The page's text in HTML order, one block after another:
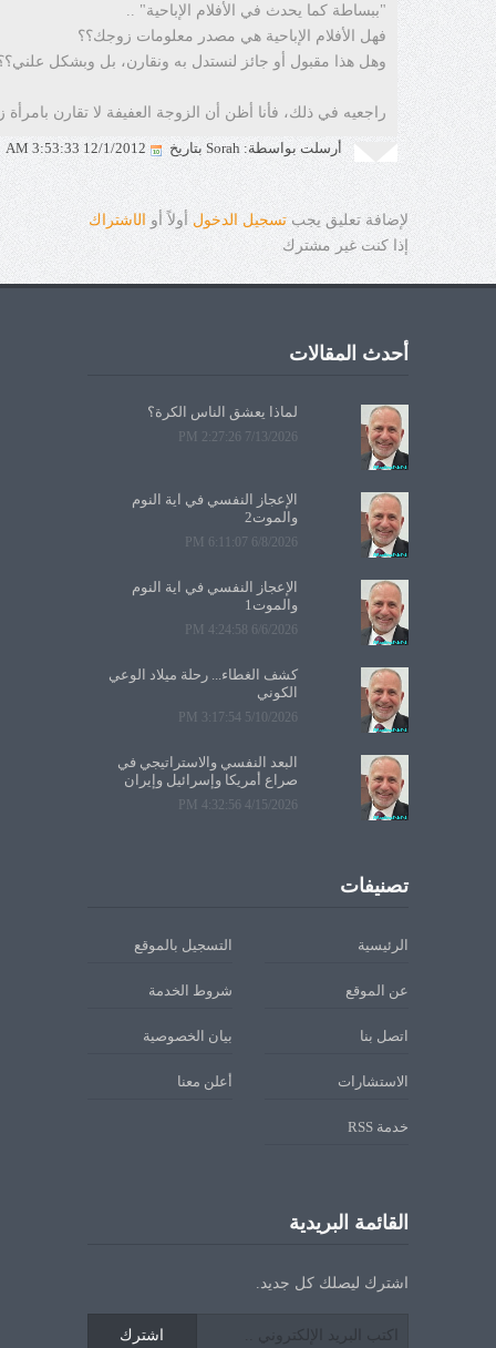
"ببساطة كما يحدث في الأفلام الإباحية" ..
فهل الأفلام الإباحية هي مصدر معلومات زوجك؟؟
وهل هذا مقبول أو جائز لنستدل به ونقارن، بل وبشكل
راجعيه في ذلك، فأنا أظن أن الزوجة العفيفة لا تقارن بامرأة
أرسلت بواسطة: Sorah بتاريخ 12/1/2012 3:53:33 AM
لإضافة تعليق يجب تسجيل الدخول أولاً أو الاشتراك
إذا كنت غير مشترك
أحدث المقالات
لماذا يعشق الناس الكرة؟
7/13/2026 2:27:26 PM
الإعجاز النفسي في آية النوم
والموت2
6/8/2026 6:11:07 PM
الإعجاز النفسي في آية النوم
والموت1
6/6/2026 4:24:58 PM
كشف الغطاء... رحلة ميلاد الوعي
الكوني
5/10/2026 3:17:54 PM
البعد النفسي والاستراتيجي في
صراع أمريكا وإسرائيل وإيران
4/15/2026 4:32:56 PM
تصنيفات
الرئيسية التسجيل بالموقع
عن الموقع شروط الخدمة
اتصل بنا بيان الخصوصية
الاستشارات أعلن معنا
خدمة RSS
القائمة البريدية
اشترك ليصلك كل جديد.
اشترك